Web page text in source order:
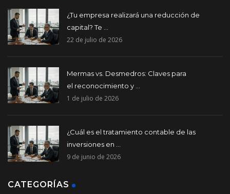
¿Tu empresa realizará una reducción de
capital? Te ...
22 de julio de 2026
Mermas vs. Desmedros: Claves para
el reconocimiento y ...
1 de julio de 2026
¿Cuál es el tratamiento contable de las
inversiones en ...
9 de junio de 2026
CATEGORÍAS